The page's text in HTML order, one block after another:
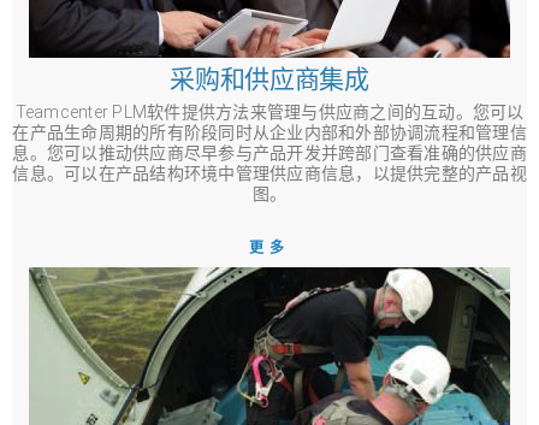
采购和供应商集成
Teamcenter PLM软件提供方法来管理与供应商之间的互动。您可以
在产品生命周期的所有阶段同时从企业内部和外部协调流程和管理信
息。您可以推动供应商尽早参与产品开发并跨部门查看准确的供应商
信息。可以在产品结构环境中管理供应商信息，以提供完整的产品视
图。
更多